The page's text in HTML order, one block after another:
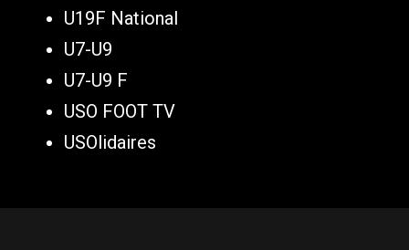
U19F National
U7-U9
U7-U9 F
USO FOOT TV
USOlidaires